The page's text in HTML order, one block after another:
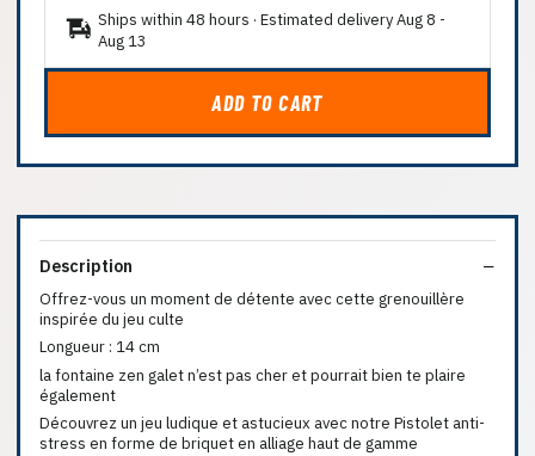
Ships within 48 hours · Estimated deliveryAug 8 -
Aug 13
ADD TO CART
Description
Offrez-vous un moment de détente avec cette grenouillère
inspirée du jeu culte
Longueur : 14 cm
la fontaine zen galet n’est pas cher et pourrait bien te plaire
également
Découvrez un jeu ludique et astucieux avec notre Pistolet anti-
stress en forme de briquet en alliage haut de gamme